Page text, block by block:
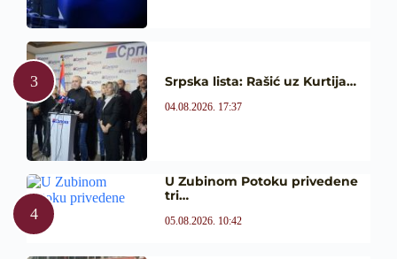
Srpska lista: Rašić uz Kurtija…
04.08.2026. 17:37
U Zubinom Potoku privedene
tri…
05.08.2026. 10:42